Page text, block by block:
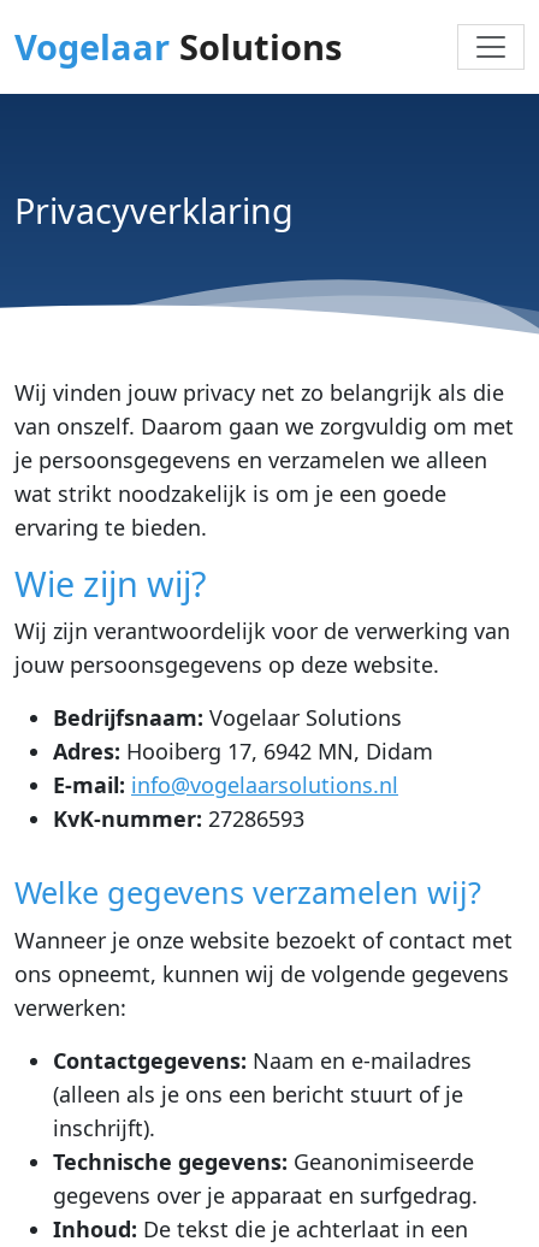
Vogelaar Solutions
Privacyverklaring
Wij vinden jouw privacy net zo belangrijk als die
van onszelf. Daarom gaan we zorgvuldig om met
je persoonsgegevens en verzamelen we alleen
wat strikt noodzakelijk is om je een goede
ervaring te bieden.
Wie zijn wij?
Wij zijn verantwoordelijk voor de verwerking van
jouw persoonsgegevens op deze website.
Bedrijfsnaam: Vogelaar Solutions
Adres: Hooiberg 17, 6942 MN, Didam
E-mail: info@vogelaarsolutions.nl
KvK-nummer: 27286593
Welke gegevens verzamelen wij?
Wanneer je onze website bezoekt of contact met
ons opneemt, kunnen wij de volgende gegevens
verwerken:
Contactgegevens: Naam en e-mailadres
(alleen als je ons een bericht stuurt of je
inschrijft).
Technische gegevens: Geanonimiseerde
gegevens over je apparaat en surfgedrag.
Inhoud: De tekst die je achterlaat in een